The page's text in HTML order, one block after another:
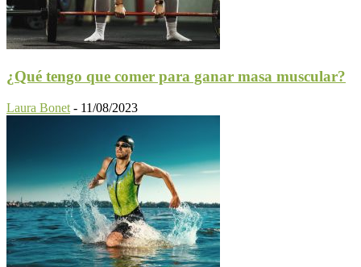
¿Qué tengo que comer para ganar masa muscular?
Laura Bonet - 11/08/2023